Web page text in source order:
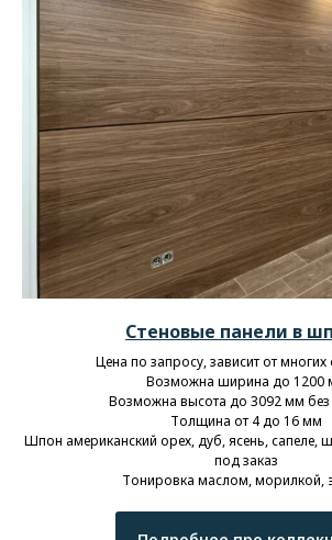
Стеновые панели в
Цена по запросу, зависит от
Возможна ширина до 1200
Возможна высота до 3092 мм без
Толщина от 4 до 16 мм
Шпон американский орех, дуб, ясень, сапеле,
под заказ
Тонировка маслом, морилкой,